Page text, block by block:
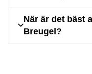
När är det bäst
Breugel?